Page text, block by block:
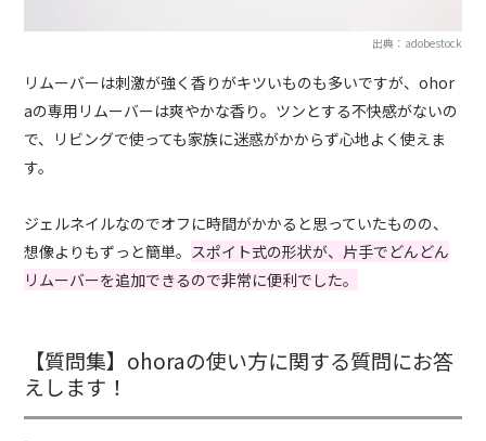
出典：adobestock
リムーバーは刺激が強く香りがキツいものも多いですが、ohor
aの専用リムーバーは爽やかな香り。ツンとする不快感がないの
で、リビングで使っても家族に迷惑がかからず心地よく使えま
す。
ジェルネイルなのでオフに時間がかかると思っていたものの、
想像よりもずっと簡単。 スポイト式の形状が、片手でどんどん
リムーバーを追加できるので非常に便利でした。
【質問集】ohoraの使い方に関する質問にお答
えします！